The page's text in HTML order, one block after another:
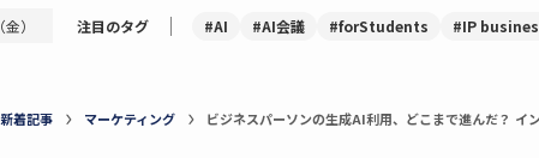
） 注目のタグ ｜ #AI #AI会議 #forStudents #IP
新着記事 マーケティング ビジネスパーソンの生成AI利用、どこまで進んだ？ イ